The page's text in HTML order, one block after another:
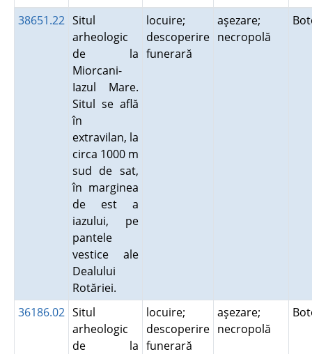
38651.22 Situl
arheologic
de la
Miorcani-
Iazul Mare.
Situl se află
în
extravilan, la
circa 1000 m
sud de sat,
în marginea
de est a
iazului, pe
pantele
vestice ale
Dealului
Rotăriei.
locuire;
descoperire
funerară
aşezare;
necropolă
36186.02 Situl
arheologic
de la
locuire;
descoperire
funerară
aşezare;
necropolă